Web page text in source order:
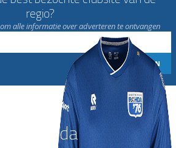
regio?
alle informatie over adverteren te ontvangen
Rohda